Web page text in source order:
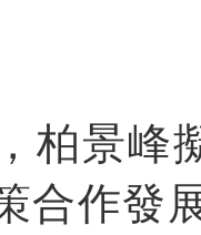
柏景
合作發